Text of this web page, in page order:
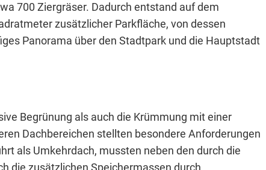
700 Ziergräser. Dadurch entstand auf dem
zusätzlicher Parkfläche, von dessen
Panorama über den Stadtpark und die Hauptstadt
Begrünung als auch die Krümmung mit einer
Dachbereichen stellten besondere Anforderungen
als Umkehrdach, mussten neben den durch die
die zusätzlichen Speichermassen durch